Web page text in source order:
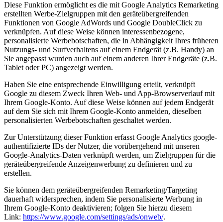
Diese Funktion ermöglicht es die mit Google Analytics Remarketing
erstellten Werbe-Zielgruppen mit den geräteübergreifenden
Funktionen von Google AdWords und Google DoubleClick zu
verknüpfen. Auf diese Weise können interessenbezogene,
personalisierte Werbebotschaften, die in Abhängigkeit Ihres früheren
Nutzungs- und Surfverhaltens auf einem Endgerät (z.B. Handy) an
Sie angepasst wurden auch auf einem anderen Ihrer Endgeräte (z.B.
Tablet oder PC) angezeigt werden.
Haben Sie eine entsprechende Einwilligung erteilt, verknüpft
Google zu diesem Zweck Ihren Web- und App-Browserverlauf mit
Ihrem Google-Konto. Auf diese Weise können auf jedem Endgerät
auf dem Sie sich mit Ihrem Google-Konto anmelden, dieselben
personalisierten Werbebotschaften geschaltet werden.
Zur Unterstützung dieser Funktion erfasst Google Analytics google-
authentifizierte IDs der Nutzer, die vorübergehend mit unseren
Google-Analytics-Daten verknüpft werden, um Zielgruppen für die
geräteübergreifende Anzeigenwerbung zu definieren und zu
erstellen.
Sie können dem geräteübergreifenden Remarketing/Targeting
dauerhaft widersprechen, indem Sie personalisierte Werbung in
Ihrem Google-Konto deaktivieren; folgen Sie hierzu diesem
Link: https://www.google.com/settings/ads/onweb/.